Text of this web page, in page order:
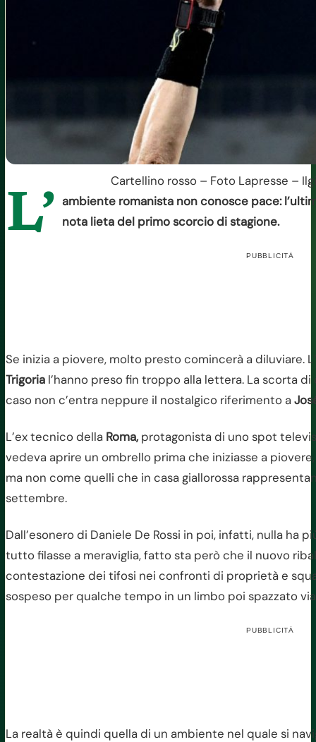
Cartellino rosso – Foto Lapresse –
L’ ambiente romanista non conosce pace:
nota lieta del primo scorcio di stagione.
PUBBLICITÀ
Se inizia a piovere, molto presto comincerà a diluviare.
Trigoria l’hanno preso fin troppo alla lettera. La scorta
caso non c’entra neppure il nostalgico riferimento a
L’ex tecnico della Roma, protagonista di uno spot
vedeva aprire un ombrello prima che iniziasse a
ma non come quelli che in casa giallorossa
settembre.
Dall’esonero di Daniele De Rossi in poi, infatti, nulla ha
tutto filasse a meraviglia, fatto sta però che il nuovo
contestazione dei tifosi nei confronti di proprietà e
sospeso per qualche tempo in un limbo poi spazzato
PUBBLICITÀ
La realtà è quindi quella di un ambiente nel quale si